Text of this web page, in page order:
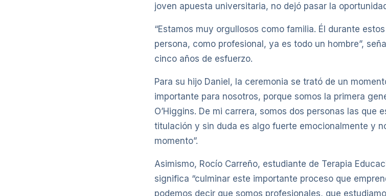
joven apuesta universitaria, no dejó pasar la
“Estamos muy orgullosos como familia. Él durante
persona, como profesional, ya es todo un hombre”,
cinco años de esfuerzo.
Para su hijo Daniel, la ceremonia se trató de un
importante para nosotros, porque somos la primera
O’Higgins. De mi carrera, somos dos personas las que
titulación y sin duda es algo fuerte emocionalmente y
momento”.
Asimismo, Rocío Carreño, estudiante de Terapia
significa “culminar este importante proceso que
podemos decir que somos profesionales, que